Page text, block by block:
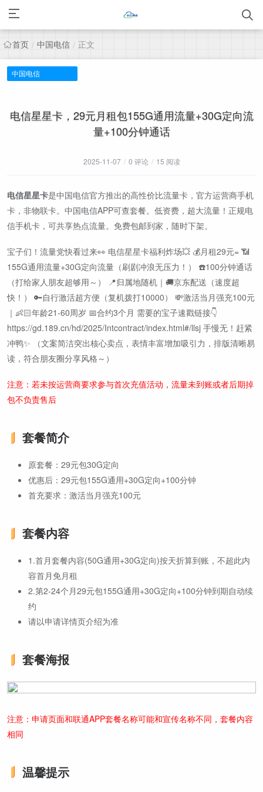
首页 / 中国电信 / 正文
中国电信
电信星星卡，29元月租包155G通用流量+30G定向流
量+100分钟通话
2025-11-07 / 0 评论 / 15 阅读
电信星星卡是中国电信官方推出的高性价比流量卡，官方运营商手机
卡，非物联卡。中国电信APP可查套餐。低资费，超大流量！正规电
信手机卡，可共享热点流量。免费包邮到家，随时下架。
宝子们！流量党快看过来👀 电信星星卡福利炸场💥 💰月租29元= 📶
155G通用流量+30G定向流量（刷剧冲浪无压力！） ☎️100分钟通话
（打给家人朋友超够用～） 📍归属地随机｜🚚京东配送（速度超
快！） 🔑自行激活超方便（复机拨打10000） 💸激活当月强充100元
｜👶🏻年龄21-60周岁 📅合约3个月 需要的宝子速戳链接👇
https://gd.189.cn/hd/2025/Intcontract/index.html#/llsj 手慢无！赶紧
冲鸭✨ （文案简洁突出核心卖点，表情丰富增加吸引力，排版清晰易
读，符合朋友圈分享风格～）
注意：若未按运营商要求参与首次充值活动，流量未到账或者后期掉
包不负责售后
套餐简介
原套餐：29元包30G定向
优惠后：29元包155G通用+30G定向+100分钟
首充要求：激活当月强充100元
套餐内容
1.首月套餐内容(50G通用+30G定向)按天折算到账，不超此内
容首月免月租
2.第2-24个月29元包155G通用+30G定向+100分钟到期自动续
约
请以申请详情页介绍为准
套餐海报
注意：申请页面和联通APP套餐名称可能和宣传名称不同，套餐内容
相同
温馨提示